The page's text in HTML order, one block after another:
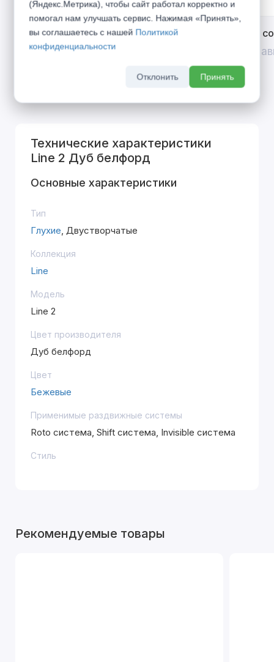
Открой двери выгоде. Дополнительная
скидка 10% на межкомнатные двери при
Divilux
До 31
Технические характеристики
Line 2 Дуб белфорд
Основные характеристики
Тип
Глухие, Двустворчатые
Коллекция
Line
Модель
Line 2
Цвет производителя
Дуб белфорд
Цвет
Бежевые
Применимые раздвижные системы
Roto система, Shift система, Invisible система
Стиль
Рекомендуемые товары
(Яндекс.Метрика), чтобы сайт работал корректно и
помогал нам улучшать сервис. Нажимая «Принять»,
вы соглашаетесь с нашей Политикой
конфиденциальности
Отклонить Принять